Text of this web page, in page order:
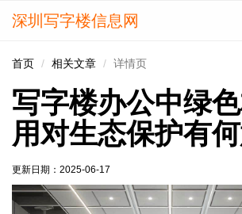
深圳写字楼信息网
首页 相关文章 详情页
写字楼办公中绿
用对生态保护有
更新日期： 2025-06-17